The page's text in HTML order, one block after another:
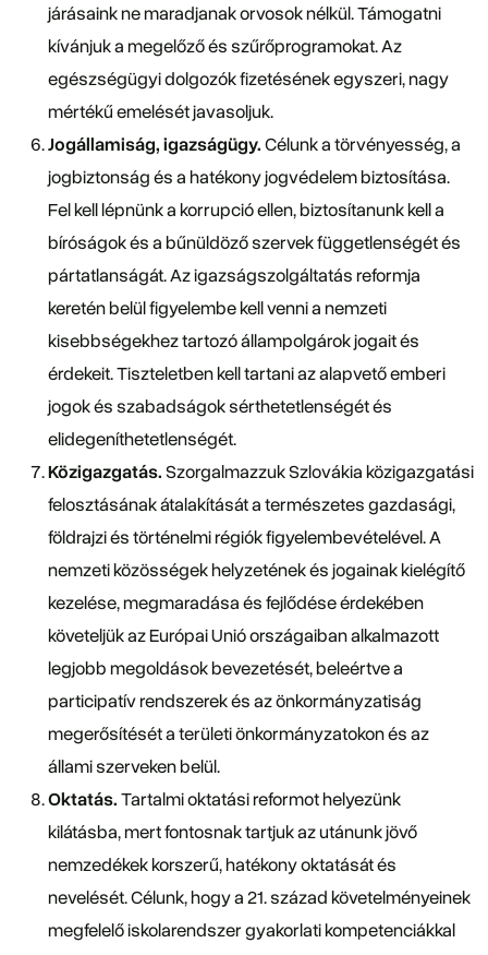
járásaink ne maradjanak orvosok nélkül. Támogatni
kívánjuk a megelőző és szűrőprogramokat. Az
egészségügyi dolgozók fizetésének egyszeri, nagy
mértékű emelését javasoljuk.
Jogállamiság, igazságügy.Célunk a törvényesség, a
jogbiztonság és a hatékony jogvédelem biztosítása.
Fel kell lépnünk a korrupció ellen, biztosítanunk kell a
bíróságok és a bűnüldöző szervek függetlenségét és
pártatlanságát. Az igazságszolgáltatás reformja
keretén belül figyelembe kell venni a nemzeti
kisebbségekhez tartozó állampolgárok jogait és
érdekeit. Tiszteletben kell tartani az alapvető emberi
jogok és szabadságok sérthetetlenségét és
elidegeníthetetlenségét.
Közigazgatás.Szorgalmazzuk Szlovákia közigazgatási
felosztásának átalakítását a természetes gazdasági,
földrajzi és történelmi régiók figyelembevételével. A
nemzeti közösségek helyzetének és jogainak kielégítő
kezelése, megmaradása és fejlődése érdekében
követeljük az Európai Unió országaiban alkalmazott
legjobb megoldások bevezetését, beleértve a
participatív rendszerek és az önkormányzatiság
megerősítését a területi önkormányzatokon és az
állami szerveken belül.
Oktatás.Tartalmi oktatási reformot helyezünk
kilátásba, mert fontosnak tartjuk az utánunk jövő
nemzedékek korszerű, hatékony oktatását és
nevelését. Célunk, hogy a 21. század követelményeinek
megfelelő iskolarendszer gyakorlati kompetenciákkal